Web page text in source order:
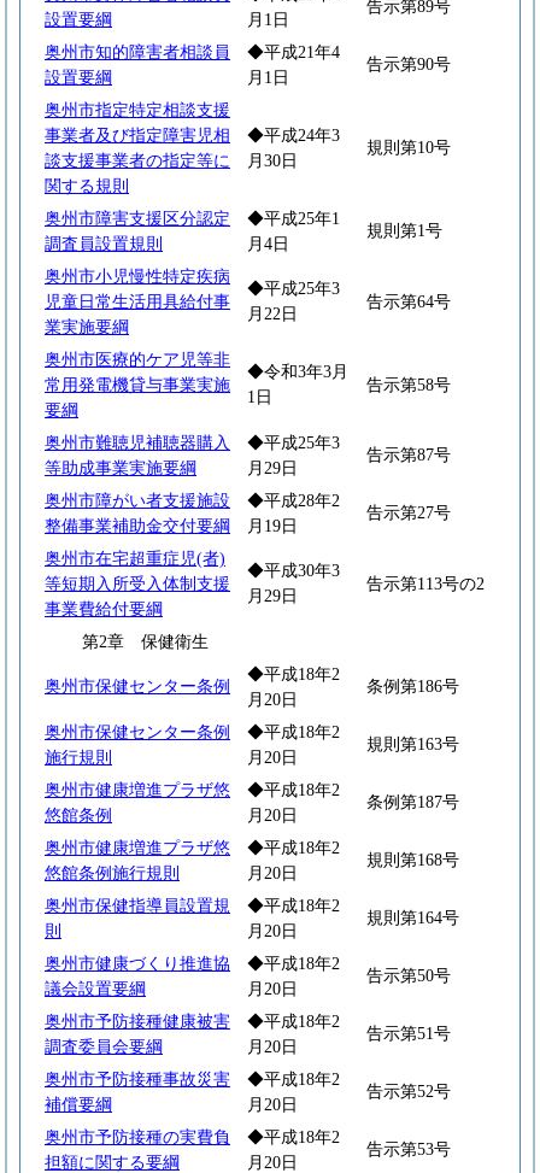
設置要綱
月1日
告示第89号
奥州市知的障害者相談員
設置要綱
◆平成21年4
月1日
告示第90号
奥州市指定特定相談支援
事業者及び指定障害児相
談支援事業者の指定等に
関する規則
◆平成24年3
月30日
規則第10号
奥州市障害支援区分認定
調査員設置規則
◆平成25年1
月4日
規則第1号
奥州市小児慢性特定疾病
児童日常生活用具給付事
業実施要綱
◆平成25年3
月22日
告示第64号
奥州市医療的ケア児等非
常用発電機貸与事業実施
要綱
◆令和3年3月
1日
告示第58号
奥州市難聴児補聴器購入
等助成事業実施要綱
◆平成25年3
月29日
告示第87号
奥州市障がい者支援施設
整備事業補助金交付要綱
◆平成28年2
月19日
告示第27号
奥州市在宅超重症児(者)
等短期入所受入体制支援
事業費給付要綱
◆平成30年3
月29日
告示第113号の2
第2章 保健衛生
奥州市保健センター条例
◆平成18年2
月20日
条例第186号
奥州市保健センター条例
施行規則
◆平成18年2
月20日
規則第163号
奥州市健康増進プラザ悠
悠館条例
◆平成18年2
月20日
条例第187号
奥州市健康増進プラザ悠
悠館条例施行規則
◆平成18年2
月20日
規則第168号
奥州市保健指導員設置規
則
◆平成18年2
月20日
規則第164号
奥州市健康づくり推進協
議会設置要綱
◆平成18年2
月20日
告示第50号
奥州市予防接種健康被害
調査委員会要綱
◆平成18年2
月20日
告示第51号
奥州市予防接種事故災害
補償要綱
◆平成18年2
月20日
告示第52号
奥州市予防接種の実費負
担額に関する要綱
◆平成18年2
月20日
告示第53号